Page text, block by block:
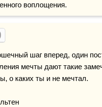
воплощения.
шаг вперед, один
мечты дают такие
о каких ты и не мечтал.